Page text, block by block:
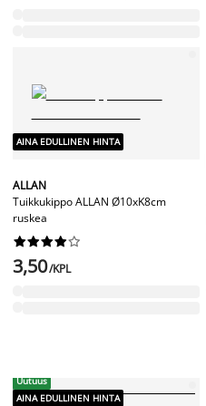
AINA EDULLINEN HINTA
ALLAN
Tuikkukippo ALLAN Ø10xK8cm
ruskea






3,50/KPL
Uutuus
AINA EDULLINEN HINTA